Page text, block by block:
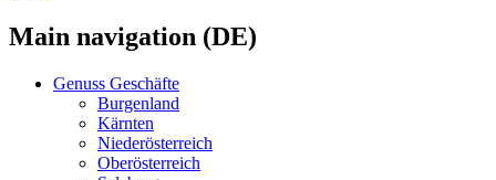
Main navigation (DE)
Genuss Geschäfte
Burgenland
Kärnten
Niederösterreich
Oberösterreich